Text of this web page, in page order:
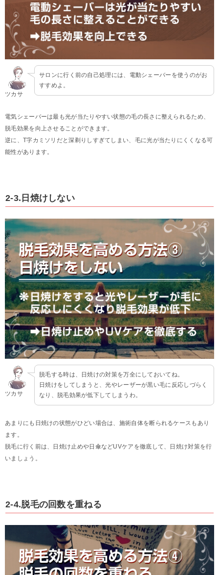
ツカサ
サロンに行く前の自己処理には、電動シェーバーを使うのがお
すすめよ。
電気シェーバーは最も光が当たりやすい状態の毛の長さに整えられるため、
脱毛効果を向上させることができます。
逆に、T字カミソリだと深剃りしすぎてしまい、毛に光が当たりにくくなる可
能性があります。
2-3.日焼けしない
ツカサ
脱毛する時は、日焼けの対策を万全にしておいてね。
日焼けをしてしまうと、光やレーザーが黒い毛に反応しづらく
なり、脱毛効果が低下してしまうわ。
あまりにも日焼けの状態がひどい場合は、施術自体を断られるケースもあり
ます。
脱毛に行く前は、日焼け止めや日傘などUVケアを徹底して、日焼け対策を行
いましょう。
2-4.脱毛の回数を重ねる